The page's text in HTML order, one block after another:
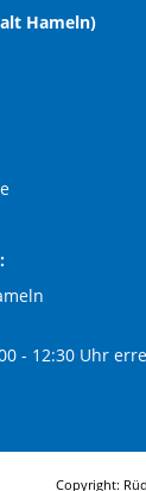
Hameln)
- 12:30 Uhr
Copyright: